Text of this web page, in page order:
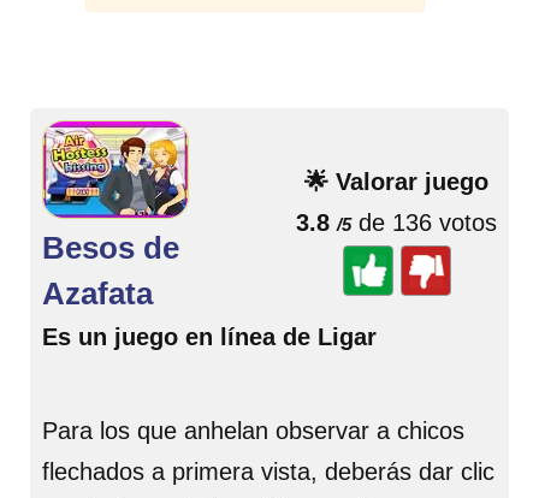
🌟 Valorar juego
3.8 /5de 136 votos
Besos de
Azafata
Es un juego en línea de Ligar
Para los que anhelan observar a chicos
flechados a primera vista, deberás dar clic